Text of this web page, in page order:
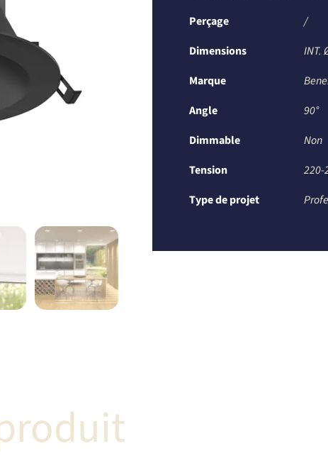
Perçage
/
Dimensions
INT.
Marque
Angle
90°
Dimmable
Non
Tension
220-
Type de projet